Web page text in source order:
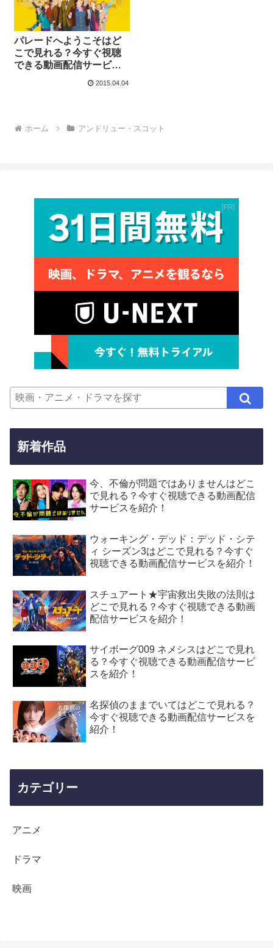
パレードへようこそはど
こで見れる？今すぐ視聴
できる動画配信サービス
2015.04.04
ホーム アンドリュー・スコット
PR
新着作品
今、不倫が問題ではありませんはどこ
で見れる？今すぐ視聴できる動画配信
サービスを紹介！
ウォーキング・デッド：デッド・シテ
ィ シーズン3はどこで見れる？今すぐ
視聴できる動画配信サービスを紹介！
スチュアート★宇宙救出失敗の法則は
どこで見れる？今すぐ視聴できる動画
配信サービスを紹介！
サイボーグ009 ネメシスはどこで見れ
る？今すぐ視聴できる動画配信サービ
スを紹介！
名探偵のままでいてはどこで見れる？
今すぐ視聴できる動画配信サービスを
紹介！
カテゴリー
アニメ
ドラマ
映画